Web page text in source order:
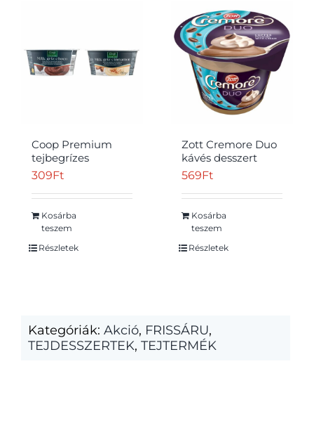
Coop Premium
tejbegrízes
desszert 130 g
309Ft
Kosárba
teszem
Részletek
Zott Cremore Duo
kávés desszert
kávé ízű
569Ft
Kosárba
teszem
Részletek
Kategóriák: Akció, FRISSÁRU,
TEJDESSZERTEK, TEJTERMÉK